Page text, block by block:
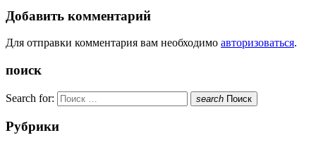
Добавить комментарий
Для отправки комментария вам необходимо авторизоваться.
поиск
Search for: search Поиск
Рубрики